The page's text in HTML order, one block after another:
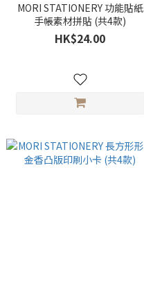
MORI STATIONERY 功能貼紙
手帳素材拼貼 (共4款)
HK$24.00